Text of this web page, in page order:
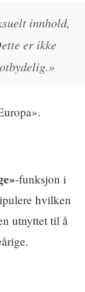
innhold,
er ikke
-funksjon i
hvilken
utnyttet til å